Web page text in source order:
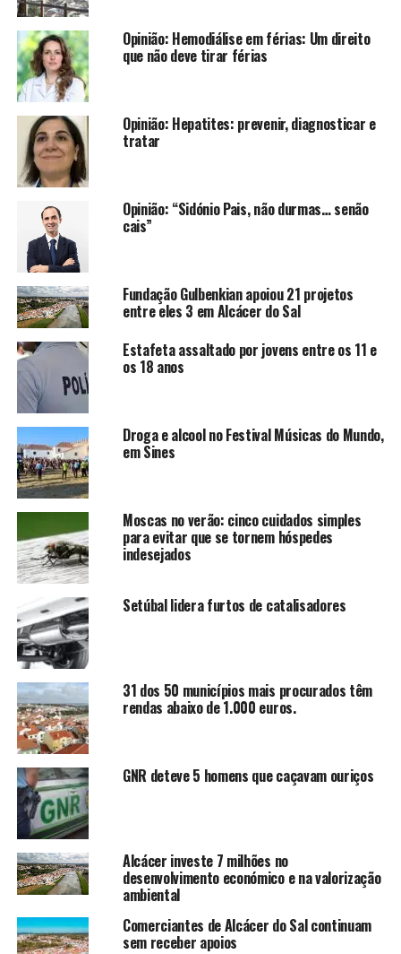
Opinião: Hemodiálise em férias: Um direito
que não deve tirar férias
Opinião: Hepatites: prevenir, diagnosticar e
tratar
Opinião: “Sidónio Pais, não durmas… senão
cais”
Fundação Gulbenkian apoiou 21 projetos
entre eles 3 em Alcácer do Sal
Estafeta assaltado por jovens entre os 11 e
os 18 anos
Droga e alcool no Festival Músicas do Mundo,
em Sines
Moscas no verão: cinco cuidados simples
para evitar que se tornem hóspedes
indesejados
Setúbal lidera furtos de catalisadores
31 dos 50 municípios mais procurados têm
rendas abaixo de 1.000 euros.
GNR deteve 5 homens que caçavam ouriços
Alcácer investe 7 milhões no
desenvolvimento económico e na valorização
ambiental
Comerciantes de Alcácer do Sal continuam
sem receber apoios